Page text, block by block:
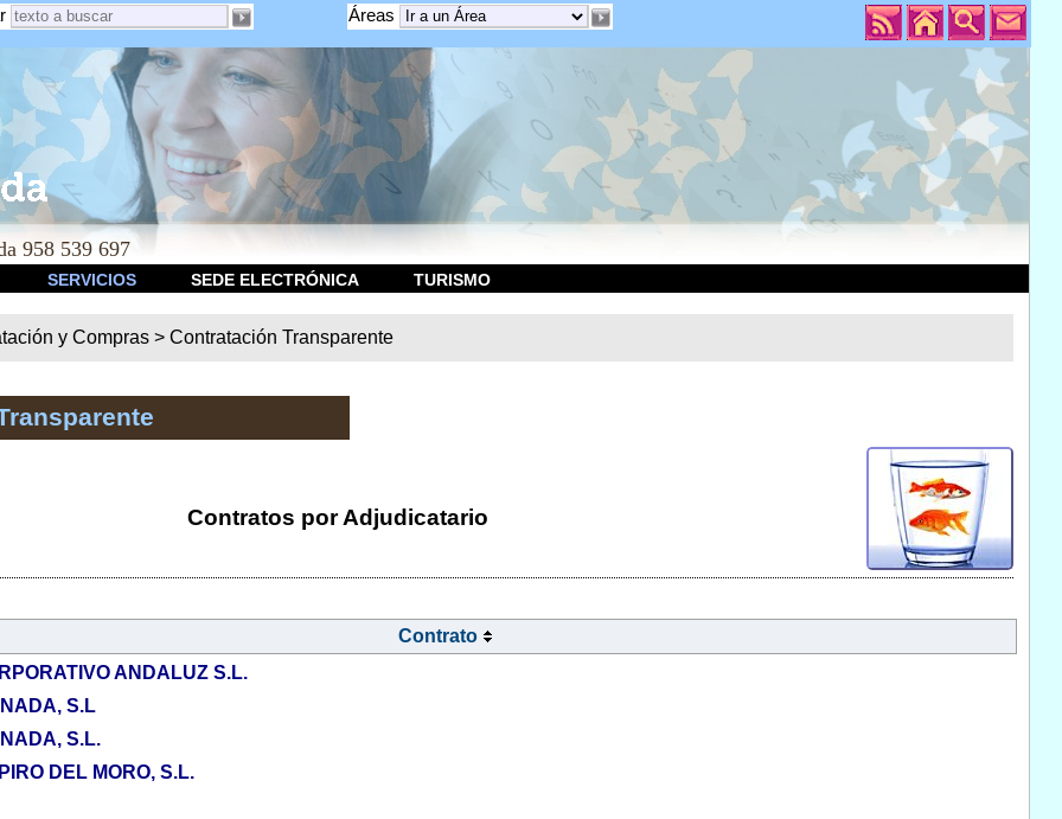
Áreas
958 539 697
SERVICIOS SEDE ELECTRÓNICA TURISMO
y Compras >Contratación Transparente
Contratos por Adjudicatario
Contrato
ANDALUZ S.L.
S.L
S.L.
DEL MORO, S.L.